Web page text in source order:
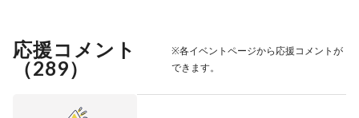
応援コメント
（289）
※各イベントページから応援コメントが
できます。